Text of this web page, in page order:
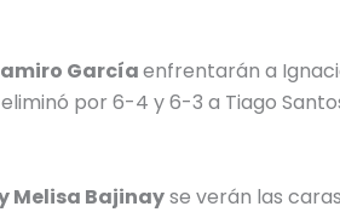
Garcíaenfrentarán a
por 6-4 y 6-3 a Tiago
Melisa Bajinayse verán las